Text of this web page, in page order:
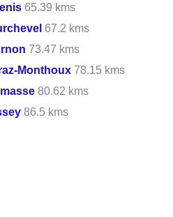
65.39 kms
67.2 kms
73.47 kms
Monthoux 78.15 kms
80.62 kms
86.5 kms